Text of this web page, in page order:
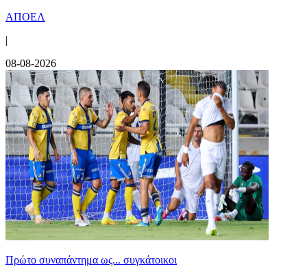
ΑΠΟΕΛ
|
08-08-2026
Πρώτο συναπάντημα ως... συγκάτοικοι